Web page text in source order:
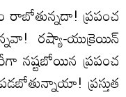
ప్రపంచ
రష్యా-యుక్రెయిన్‌
నష్టబోయిన ప్రపంచ
పడబోతున్నాయా! ప్రస్తుత